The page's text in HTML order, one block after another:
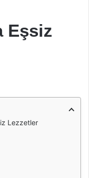
Eşsiz
Lezzetler